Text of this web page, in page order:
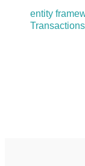
entity